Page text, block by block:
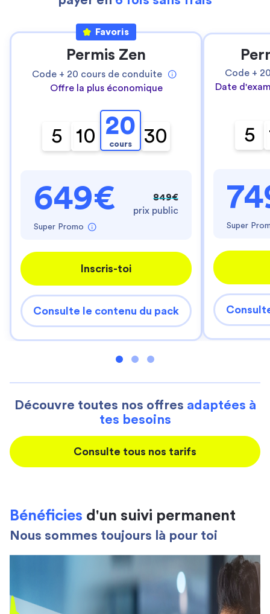
Favoris
Permis Zen
Code + 20 cours de conduite
Offre la plus économique
5 10 20
cours 30
649€
Super Promo
849€
prix public
Inscris-toi
Consulte le contenu du pack
Code +
Date
5
Super
Découvre toutes nos offres adaptées à
tes besoins
Consulte tous nos tarifs
Bénéficies d'un suivi permanent
Nous sommes toujours là pour toi